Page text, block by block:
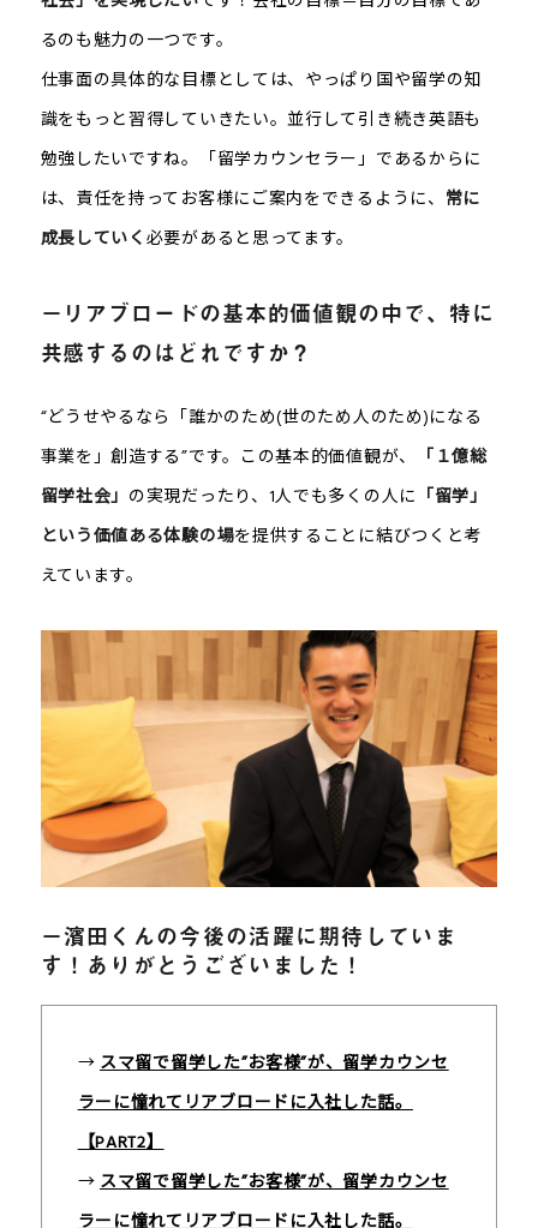
るのも魅力の一つです。
仕事面の具体的な目標としては、やっぱり国や留学の知
識をもっと習得していきたい。並行して引き続き英語も
勉強したいですね。「留学カウンセラー」であるからに
は、責任を持ってお客様にご案内をできるように、 常に
成長していく必要があると思ってます。
－リアブロードの基本的価値観の中で、特に
共感するのはどれですか？
“どうせやるなら「誰かのため(世のため人のため)になる
事業を」創造する”です。この基本的価値観が、
「１億総
留学社会」 の実現だったり、1人でも多くの人に 「留学」
という価値ある体験の場を提供することに結びつくと考
えています。
－濱田くんの今後の活躍に期待していま
す！ありがとうございました！
→ スマ留で留学した”お客様”が、留学カウンセ
ラーに憧れてリアブロードに入社した話。
【PART2】
→ スマ留で留学した”お客様”が、留学カウンセ
ラーに憧れてリアブロードに入社した話。